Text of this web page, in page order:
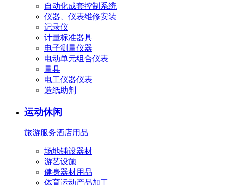
自动化成套控制系统
仪器、仪表维修安装
记录仪
计量标准器具
电子测量仪器
电动单元组合仪表
量具
电工仪器仪表
造纸助剂
运动休闲
旅游服务酒店用品
场地铺设器材
游艺设施
健身器材用品
体育运动产品加工